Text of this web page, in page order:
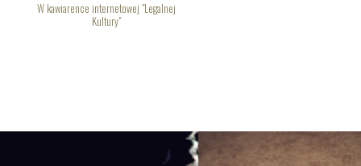
W kawiarence internetowej "Legalnej
Kultury"